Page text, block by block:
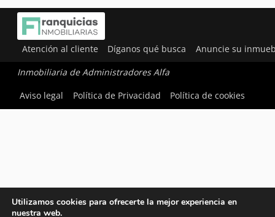
Atención al cliente Díganos qué busca Anuncie su
Inmobiliaria de Administradores Alfa
Aviso legal
Política de Privacidad Política de cookies
Utilizamos cookies para ofrecerte la mejor experiencia en
nuestra web.